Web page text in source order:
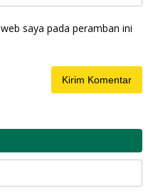
saya pada peramban ini